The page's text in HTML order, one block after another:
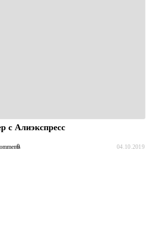
с Алиэкспресс
0 04.10.2019